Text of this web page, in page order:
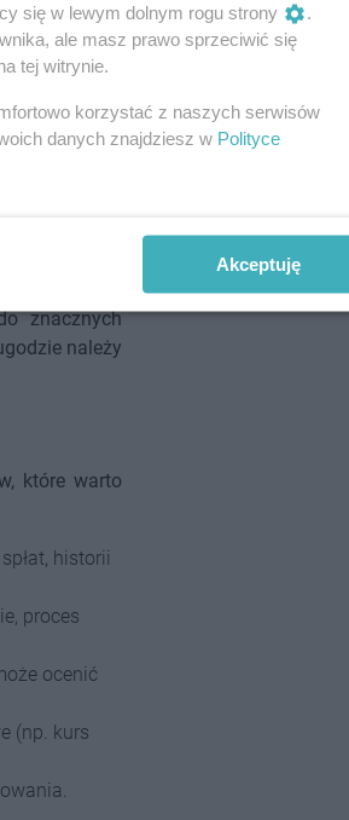
rozważyć to
znacznych
należy
które warto
historii
proces
ocenić
(np. kurs
się w lewym dolnym rogu strony
.
ale masz prawo sprzeciwić się
tej witrynie.
korzystać z naszych serwisów
danych znajdziesz w Polityce
Akceptuję